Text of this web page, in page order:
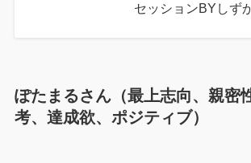
セッションBYしず
ぽたまるさん（最上志向、親密
考、達成欲、ポジティブ）